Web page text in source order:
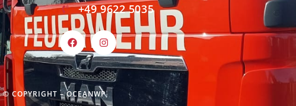
+49 9622 5035
© COPYRIGHT –OCEANWP